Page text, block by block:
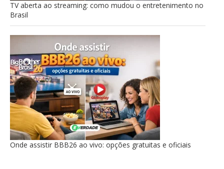
TV aberta ao streaming: como mudou o entretenimento no
Brasil
Onde assistir BBB26 ao vivo: opções gratuitas e oficiais